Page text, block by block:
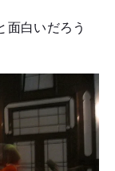
面白いだろう